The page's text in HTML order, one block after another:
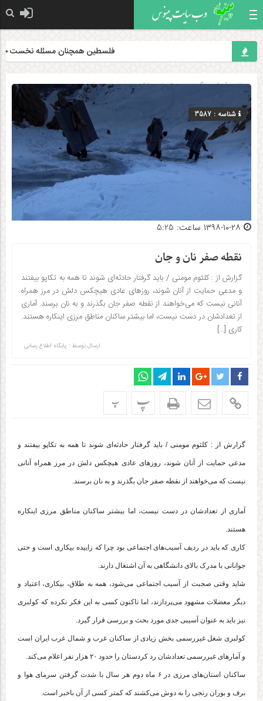
فلسطین همچنان مسئله نخست جهان
صفحه اصلی» گروه »دسته‌بندی نشده
شناسه : 3587
نقطه صفر نان و جان
گزارش از : کلثوم مومنی / باید گرفتار حادثه‌ای شوند تا همه به تکاپو بیفتند
و مدعی حمایت از آنان شوند، روز‌های عادی هیچکس دلش در مرز همراه
آنانی نیست که می‌خواهند از نقطه صفر جان بگذرند و به نان برسند. آماری
از تعدادشان در دست نیست، اما بیشتر ساکنان مناطق مرزی اینکاره هستند.
کاری […]
ارسال توسط : پایگاه اطلاع رسانی
پ پ
گزارش از : کلثوم مومنی / باید گرفتار حادثه‌ای شوند تا همه به تکاپو بیفتند و
مدعی حمایت از آنان شوند، روز‌های عادی هیچکس دلش در مرز همراه آنانی
نیست که می‌خواهند از نقطه صفر جان بگذرند و به نان برسند.
آماری از تعدادشان در دست نیست، اما بیشتر ساکنان مناطق مرزی اینکاره
هستند.
کاری که باید در ردیف آسیب‌های اجتماعی بود چرا که زاییده بیکاری است و حتی
جوانانی با مدرک بالای دانشگاهی به آن اشتغال دارند.
شاید وقتی صحبت از آسیب اجتماعی می‌شود، همه به طلاق، بیکاری، اعتیاد و
دیگر معضلات مشهود می‌پردازند، اما تاکنون کسی به این فکر نکرده که کولبری
نیز باید به عنوان آسیبی جدی مورد بحث و بررسی قرار گیرد.
کولبری شغل غیررسمی بخش زیادی از ساکنان غرب و شمال غرب ایران است
و آمار‌های غیررسمی تعدادشان رد کردستان را حدود ۲۰ هزار نفر اعلام می‌کند.
ساکنان استان‌های مرزی در ۶ ماه دوم هر سال با شدت گرفتن سرمای هوا و
برف و بوران رنجی را به دوش می‌کشند که کمتر کسی از آن باخبر است.